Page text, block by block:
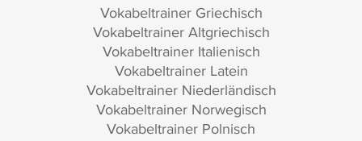
Vokabeltrainer Griechisch
Vokabeltrainer Altgriechisch
Vokabeltrainer Italienisch
Vokabeltrainer Latein
Vokabeltrainer Niederländisch
Vokabeltrainer Norwegisch
Vokabeltrainer Polnisch